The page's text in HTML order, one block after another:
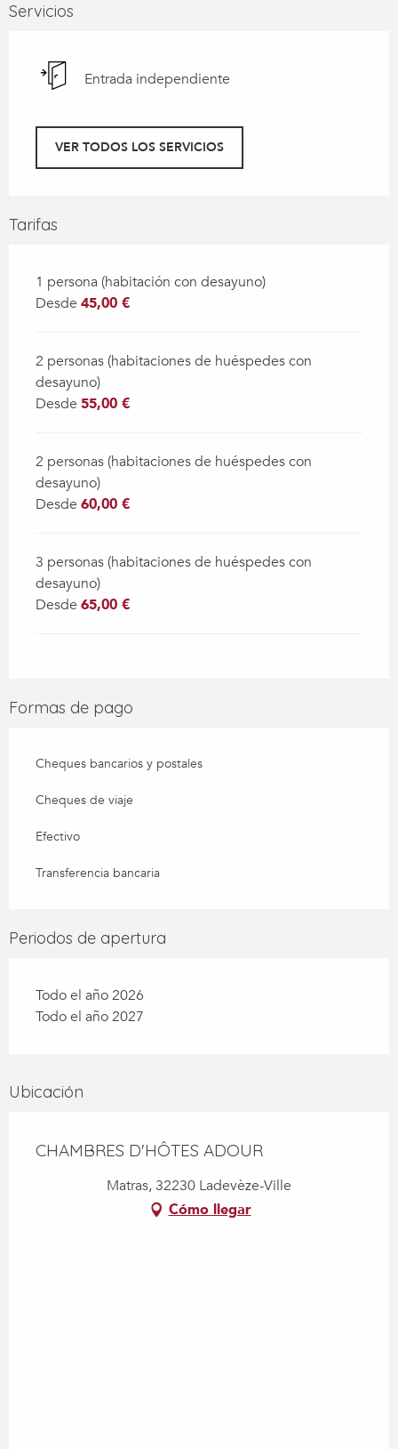
Servicios
Entrada independiente
VER TODOS LOS SERVICIOS
Tarifas
1 persona (habitación con desayuno)
Desde 45,00 €
2 personas (habitaciones de huéspedes con
desayuno)
Desde 55,00 €
2 personas (habitaciones de huéspedes con
desayuno)
Desde 60,00 €
3 personas (habitaciones de huéspedes con
desayuno)
Desde 65,00 €
Formas de pago
Cheques bancarios y postales
Cheques de viaje
Efectivo
Transferencia bancaria
Periodos de apertura
Todo el año 2026
Todo el año 2027
Ubicación
CHAMBRES D'HÔTES ADOUR
Matras, 32230 Ladevèze-Ville
Cómo llegar